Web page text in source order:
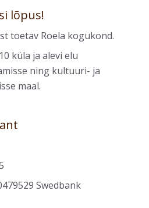
lõpus!
toetav Roela kogukond.
küla ja alevi elu
ning kultuuri- ja
maal.
Swedbank